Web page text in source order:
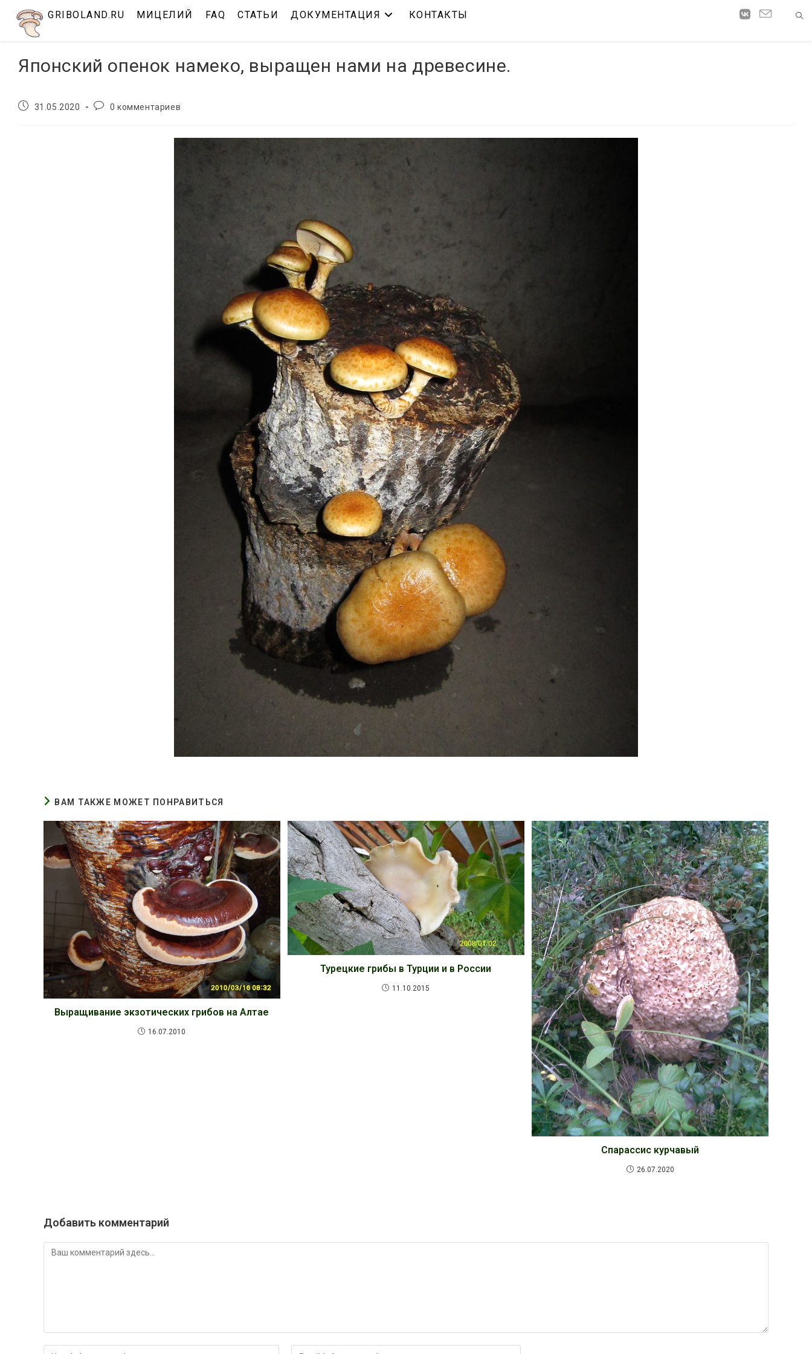
содержимому
GRIBOLAND.RU МИЦЕЛИЙ FAQ СТАТЬИ ДОКУМЕНТАЦИЯ КОНТАКТЫ
Японский опенок намеко, выращен нами на древесине.
Запись31.05.2020
Комментарии
0 комментариев
ВАМ ТАКЖЕ МОЖЕТ ПОНРАВИТЬСЯ
Выращивание экзотических грибов на Алтае
16.07.2010
Турецкие грибы в Турции и в России
11.10.2015
Спарассис курчавый
26.07.2020
Добавить комментарий
Комментарий
Введите Введите